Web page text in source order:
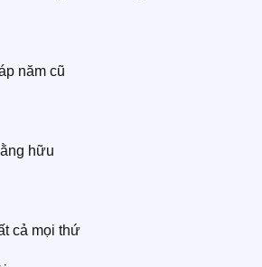
năm cũ
hữu
cả mọi thứ